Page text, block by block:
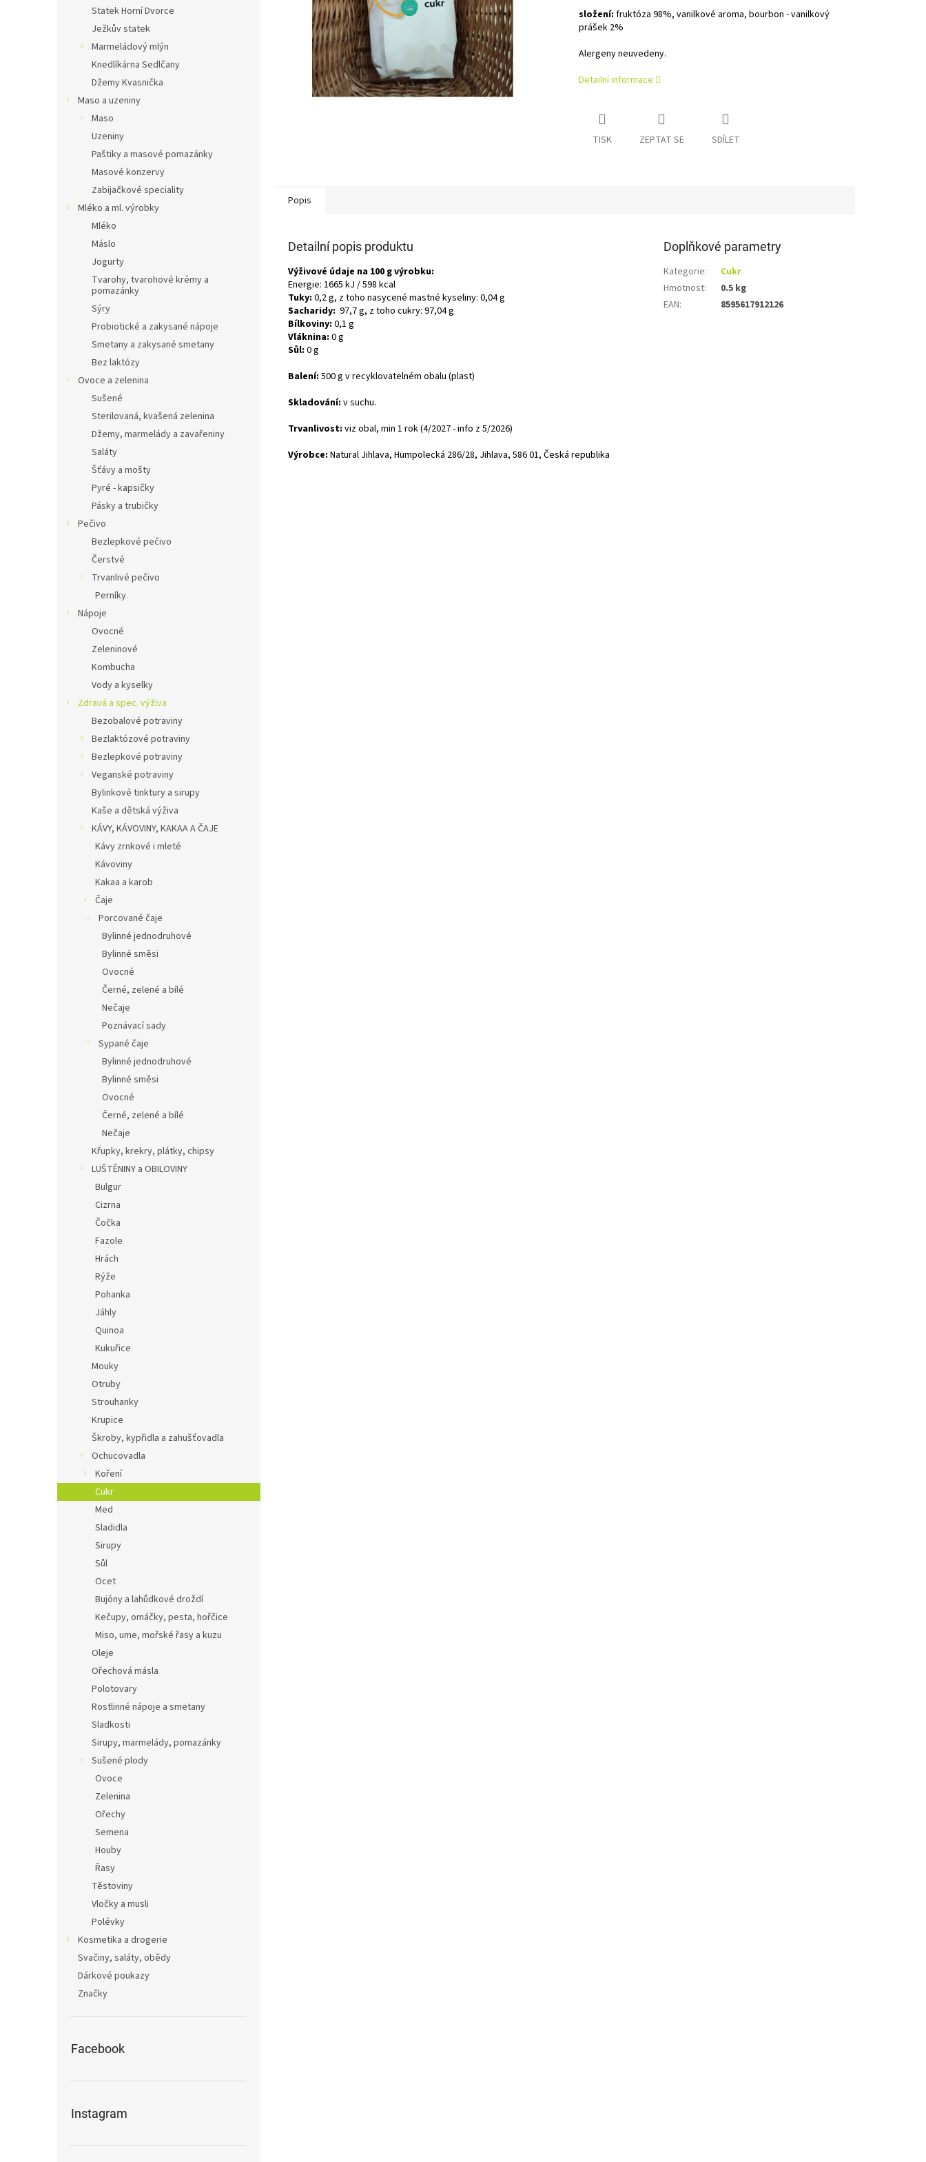
Statek Horní Dvorce
Ježkův statek
Marmeládový mlýn
Knedlíkárna Sedlčany
Džemy Kvasnička
Maso a uzeniny
Maso
Uzeniny
Paštiky a masové pomazánky
Masové konzervy
Zabijačkové speciality
Mléko a ml. výrobky
Mléko
Máslo
Jogurty
Tvarohy, tvarohové krémy a
pomazánky
Sýry
Probiotické a zakysané nápoje
Smetany a zakysané smetany
Bez laktózy
Ovoce a zelenina
Sušené
Sterilovaná, kvašená zelenina
Džemy, marmelády a zavařeniny
Saláty
Šťávy a mošty
Pyré - kapsičky
Pásky a trubičky
Pečivo
Bezlepkové pečivo
Čerstvé
Trvanlivé pečivo
Perníky
Nápoje
Ovocné
Zeleninové
Kombucha
Vody a kyselky
Zdravá a spec. výživa
Bezobalové potraviny
Bezlaktózové potraviny
Bezlepkové potraviny
Veganské potraviny
Bylinkové tinktury a sirupy
Kaše a dětská výživa
KÁVY, KÁVOVINY, KAKAA A ČAJE
Kávy zrnkové i mleté
Kávoviny
Kakaa a karob
Čaje
Porcované čaje
Bylinné jednodruhové
Bylinné směsi
Ovocné
Černé, zelené a bílé
Nečaje
Poznávací sady
Sypané čaje
Bylinné jednodruhové
Bylinné směsi
Ovocné
Černé, zelené a bílé
Nečaje
Křupky, krekry, plátky, chipsy
LUŠTĚNINY a OBILOVINY
Bulgur
Cizrna
Čočka
Fazole
Hrách
Rýže
Pohanka
Jáhly
Quinoa
Kukuřice
Mouky
Otruby
Strouhanky
Krupice
Škroby, kypřidla a zahušťovadla
Ochucovadla
Koření
Cukr
Med
Sladidla
Sirupy
Sůl
Ocet
Bujóny a lahůdkové droždí
Kečupy, omáčky, pesta, hořčice
Miso, ume, mořské řasy a kuzu
Oleje
Ořechová másla
Polotovary
Rostlinné nápoje a smetany
Sladkosti
Sirupy, marmelády, pomazánky
Sušené plody
Ovoce
Zelenina
Ořechy
Semena
Houby
Řasy
Těstoviny
Vločky a musli
Polévky
Kosmetika a drogerie
Svačiny, saláty, obědy
Dárkové poukazy
Značky
Facebook
Instagram
složení: fruktóza 98%, vanilkové aroma, bourbon - vanilkový
prášek 2%
Alergeny neuvedeny.
Detailní informace
TISK ZEPTAT SE SDÍLET
Popis
Detailní popis produktu
Výživové údaje na 100 g výrobku:
Energie: 1665 kJ / 598 kcal
Tuky: 0,2 g, z toho nasycené mastné kyseliny: 0,04 g
Sacharidy: 97,7 g, z toho cukry: 97,04 g
Bílkoviny: 0,1 g
Vláknina: 0 g
Sůl: 0 g
Balení: 500 g v recyklovatelném obalu (plast)
Skladování: v suchu.
Trvanlivost: viz obal, min 1 rok (4/2027 - info z 5/2026)
Výrobce: Natural Jihlava, Humpolecká 286/28, Jihlava, 586 01, Česká republika
Doplňkové parametry
Kategorie:
Cukr
Hmotnost:
0.5 kg
EAN: 8595617912126